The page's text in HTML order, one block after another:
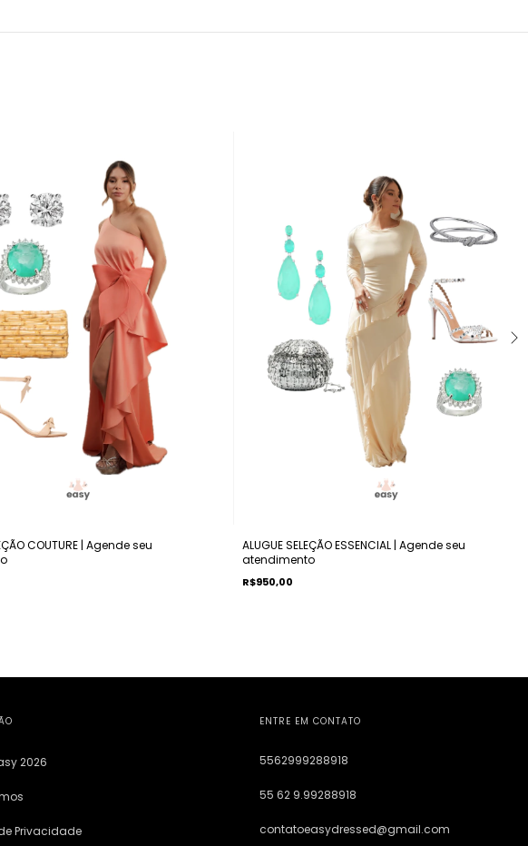
COUTURE | Agende seu
ALUGUE SELEÇÃO ESSENCIAL | Agende seu
atendimento
R$950,00
2026
Privacidade
ENTRE EM CONTATO
5562999288918
55 62 9.99288918
contatoeasydressed@gmail.com